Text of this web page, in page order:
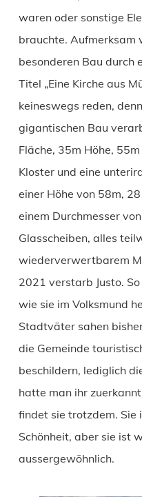
waren oder sonstige
brauchte. Aufmerksam
besonderen Bau durch
Titel „Eine Kirche aus
keineswegs reden,
gigantischen Bau
Fläche, 35m Höhe,
Kloster und eine
einer Höhe von 58m,
einem Durchmesser
Glasscheiben, alles
wiederverwertbarem
2021 verstarb Justo. So
wie sie im Volksmund
Stadtväter sahen
die Gemeinde
beschildern, lediglich
hatte man ihr
findet sie trotzdem. Sie
Schönheit, aber sie ist
aussergewöhnlich.